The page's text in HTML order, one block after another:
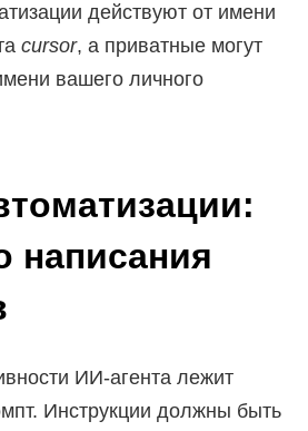
действуют от имени
cursor, а приватные могут
вашего личного
написания
ИИ-агента лежит
Инструкции должны быть